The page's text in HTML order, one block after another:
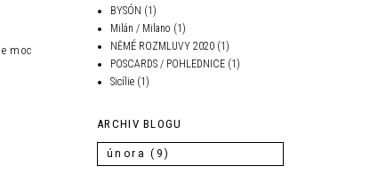
moc
BYSÓN (1)
Milán / Milano (1)
NĚMÉ ROZMLUVY 2020 (1)
POSCARDS / POHLEDNICE (1)
Sicílie (1)
ARCHIV BLOGU